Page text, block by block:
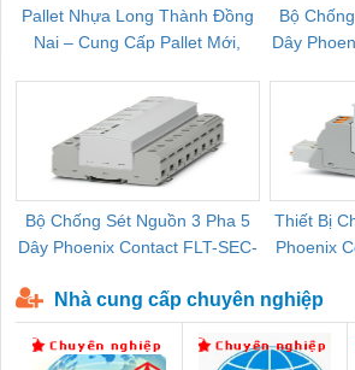
Pallet Nhựa Long Thành Đồng
Nai – Cung Cấp Pallet Mới,
Bộ
Dây
Bộ Chống Sét Nguồn 3 Pha 5
Dây Phoenix Contact FLT-SEC-
Thiết Bị
Phoenix
Nhà cung cấp chuyên nghiệp